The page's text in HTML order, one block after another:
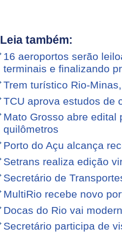
Leia também:
16 aeroportos serão
terminais e finalizando
Trem turístico Rio-
TCU aprova estudos de
Mato Grosso abre edital
quilômetros
Porto do Açu alcança
Setrans realiza edição
Secretário de
MultiRio recebe novo
Docas do Rio vai
Secretário participa de